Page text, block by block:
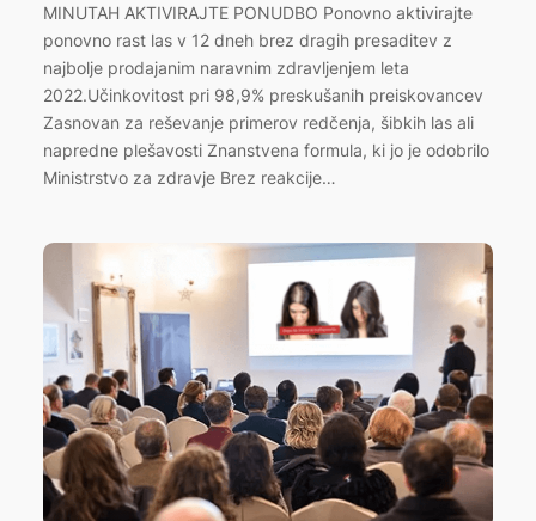
MINUTAH AKTIVIRAJTE PONUDBO Ponovno aktivirajte
ponovno rast las v 12 dneh brez dragih presaditev z
najbolje prodajanim naravnim zdravljenjem leta
2022.Učinkovitost pri 98,9% preskušanih preiskovancev
Zasnovan za reševanje primerov redčenja, šibkih las ali
napredne plešavosti Znanstvena formula, ki jo je odobrilo
Ministrstvo za zdravje Brez reakcije…